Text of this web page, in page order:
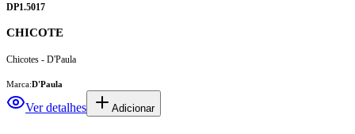
DP1.5017
CHICOTE
Chicotes - D'Paula
Marca:D'Paula
Ver detalhes Adicionar